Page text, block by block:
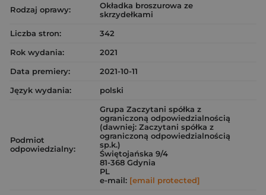
Rodzaj oprawy:
Okładka broszurowa ze
skrzydełkami
Liczba stron:
342
Rok wydania:
2021
Data premiery:
2021-10-11
Język wydania:
polski
Podmiot
odpowiedzialny:
Grupa Zaczytani spółka z
ograniczoną odpowiedzialnością
(dawniej: Zaczytani spółka z
ograniczoną odpowiedzialnością
sp.k.)
Świętojańska 9/4
81-368 Gdynia
PL
e-mail: [email protected]